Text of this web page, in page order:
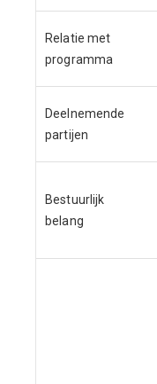
Relatie met
programma
Deelnemende
partijen
Bestuurlijk
belang